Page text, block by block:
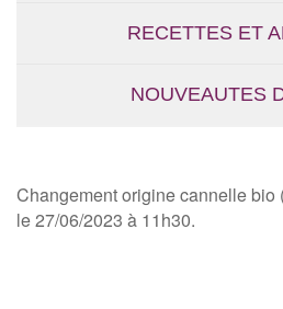
RECETTES ET
NOUVEAUTES
Changement origine cannelle bio
le 27/06/2023 à 11h30.